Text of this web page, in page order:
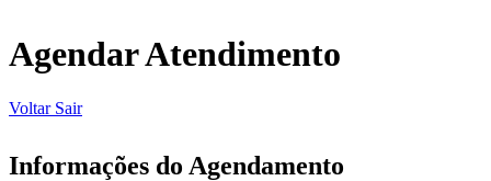
Agendar Atendimento
Voltar Sair
Informações do Agendamento